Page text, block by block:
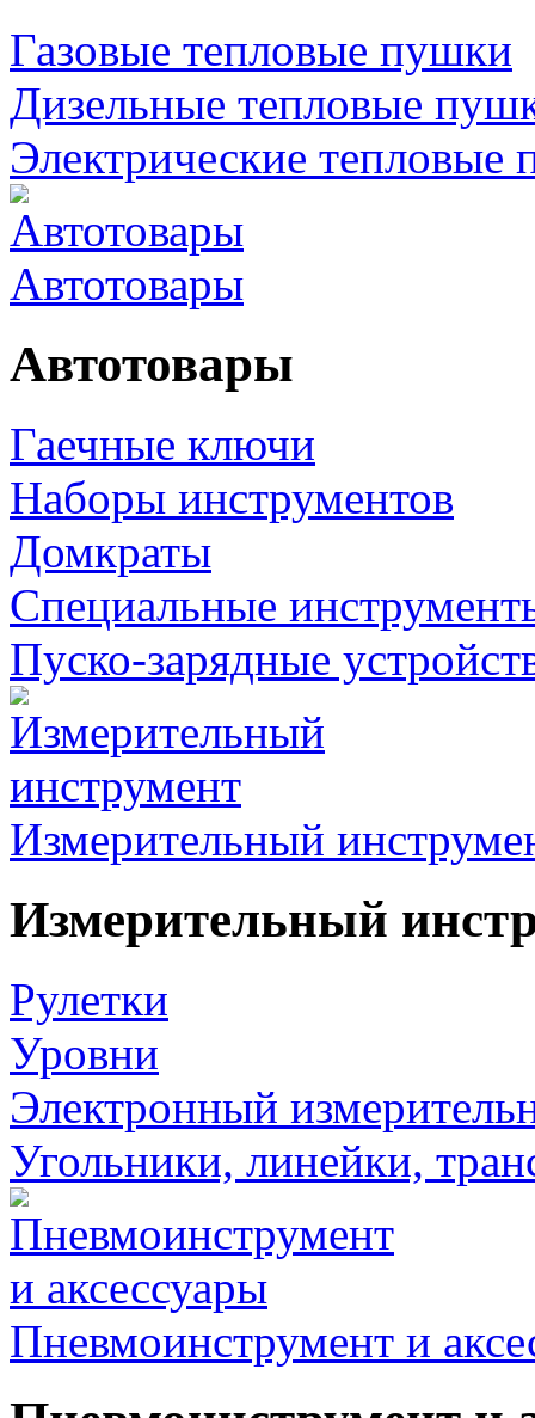
Газовые тепловые пушки
Дизельные тепловые
Электрические тепловые
Автотовары
Автотовары
Гаечные ключи
Наборы инструментов
Домкраты
Специальные
Пуско-зарядные
Измерительный
Измерительный
Рулетки
Уровни
Электронный
Угольники, линейки,
Пневмоинструмент и